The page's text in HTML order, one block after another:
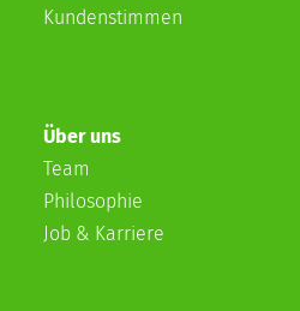
Kundenstimmen
Über uns
Team
Philosophie
Job & Karriere